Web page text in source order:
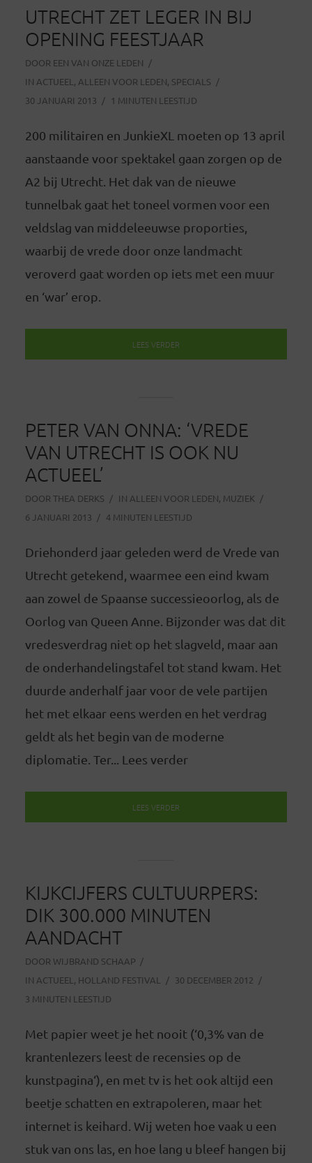
UTRECHT ZET LEGER IN BIJ
OPENING FEESTJAAR
DOOR EEN VAN ONZE LEDEN
IN ACTUEEL , ALLEEN VOOR LEDEN, SPECIALS
30 JANUARI 2013
1 MINUTEN LEESTIJD
200 militairen en JunkieXL moeten op 13 april
aanstaande voor spektakel gaan zorgen op de
A2 bij Utrecht. Het dak van de nieuwe
tunnelbak gaat het toneel vormen voor een
veldslag van middeleeuwse proporties,
waarbij de vrede door onze landmacht
veroverd gaat worden op iets met een muur
en ‘war’ erop.
LEES VERDER
PETER VAN ONNA: ‘VREDE
VAN UTRECHT IS OOK NU
ACTUEEL’
DOOR THEA DERKS IN ALLEEN VOOR LEDEN, MUZIEK
6 JANUARI 2013
4 MINUTEN LEESTIJD
Driehonderd jaar geleden werd de Vrede van
Utrecht getekend, waarmee een eind kwam
aan zowel de Spaanse successieoorlog, als de
Oorlog van Queen Anne. Bijzonder was dat dit
vredesverdrag niet op het slagveld, maar aan
de onderhandelingstafel tot stand kwam. Het
duurde anderhalf jaar voor de vele partijen
het met elkaar eens werden en het verdrag
geldt als het begin van de moderne
diplomatie. Ter... Lees verder
LEES VERDER
KIJKCIJFERS CULTUURPERS:
DIK 300.000 MINUTEN
AANDACHT
DOOR WIJBRAND SCHAAP
IN ACTUEEL , HOLLAND FESTIVAL
30 DECEMBER 2012
3 MINUTEN LEESTIJD
Met papier weet je het nooit (‘0,3% van de
krantenlezers leest de recensies op de
kunstpagina‘), en met tv is het ook altijd een
beetje schatten en extrapoleren, maar het
internet is keihard. Wij weten hoe vaak u een
stuk van ons las, en hoe lang u bleef hangen bij